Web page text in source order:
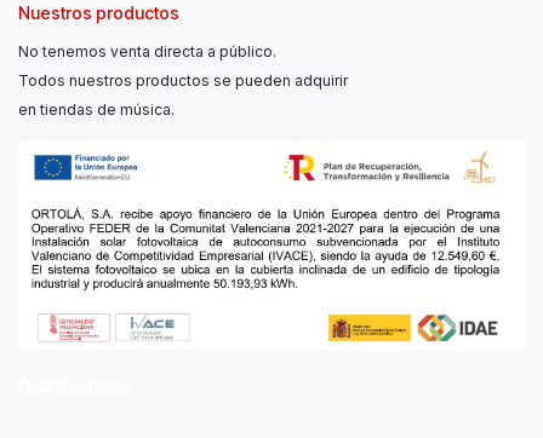
Nuestros productos
No tenemos venta directa a público.
Todos nuestros productos se pueden adquirir
en tiendas de música.